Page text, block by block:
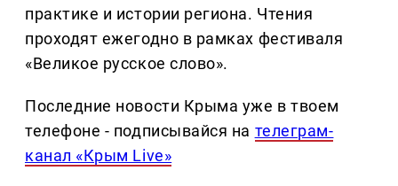
практике и истории региона. Чтения
проходят ежегодно в рамках фестиваля
«Великое русское слово».
Последние новости Крыма уже в твоем
телефоне - подписывайся на телеграм-
канал «Крым Live»